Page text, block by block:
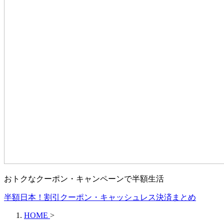
おトクなクーポン・キャンペーンで半額生活
半額日本！割引クーポン・キャッシュレス決済まとめ
HOME >